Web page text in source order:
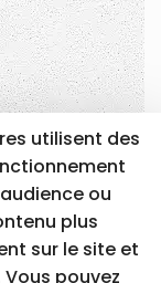
COOKIES
utilisent des
ou
plus
sur le site et
pouvez